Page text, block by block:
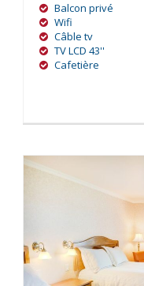
Balcon privé
Wifi
Câble tv
TV LCD 43''
Cafetière